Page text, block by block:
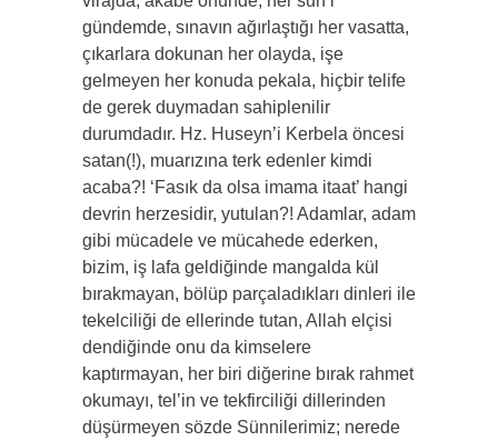
gündemde, sınavın ağırlaştığı her vasatta,
çıkarlara dokunan her olayda, işe
gelmeyen her konuda pekala, hiçbir telife
de gerek duymadan sahiplenilir
durumdadır. Hz. Huseyn’i Kerbela öncesi
satan(!), muarızına terk edenler kimdi
acaba?! ‘Fasık da olsa imama itaat’ hangi
devrin herzesidir, yutulan?! Adamlar, adam
gibi mücadele ve mücahede ederken,
bizim, iş lafa geldiğinde mangalda kül
bırakmayan, bölüp parçaladıkları dinleri ile
tekelciliği de ellerinde tutan, Allah elçisi
dendiğinde onu da kimselere
kaptırmayan, her biri diğerine bırak rahmet
okumayı, tel’in ve tekfirciliği dillerinden
düşürmeyen sözde Sünnilerimiz; nerede